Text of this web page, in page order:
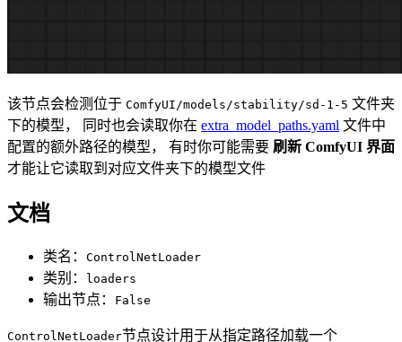
该节点会检测位于 ComfyUI/models/stability/sd-1-5 文件夹
下的模型， 同时也会读取你在 extra_model_paths.yaml 文件中
配置的额外路径的模型， 有时你可能需要 刷新 ComfyUI 界面
才能让它读取到对应文件夹下的模型文件
文档
类名： ControlNetLoader
类别： loaders
输出节点： False
ControlNetLoader节点设计用于从指定路径加载一个